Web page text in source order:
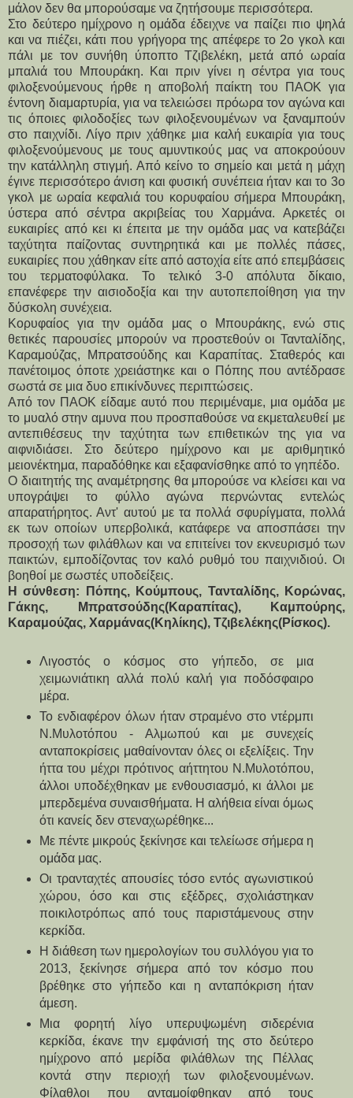
μάλον δεν θα μπορούσαμε να ζητήσουμε περισσότερα.
Στο δεύτερο ημίχρονο η ομάδα έδειχνε να παίζει πιο ψηλά
και να πιέζει, κάτι που γρήγορα της απέφερε το 2ο γκολ και
πάλι με τον συνήθη ύποπτο Τζιβελέκη, μετά από ωραία
μπαλιά του Μπουράκη. Και πριν γίνει η σέντρα για τους
φιλοξενούμενους ήρθε η αποβολή παίκτη του ΠΑΟΚ για
έντονη διαμαρτυρία, για να τελειώσει πρόωρα τον αγώνα και
τις όποιες φιλοδοξίες των φιλοξενουμένων να ξαναμπούν
στο παιχνίδι. Λίγο πριν χάθηκε μια καλή ευκαιρία για τους
φιλοξενούμενους με τους αμυντικούς μας να αποκρούουν
την κατάλληλη στιγμή. Από κείνο το σημείο και μετά η μάχη
έγινε περισσότερο άνιση και φυσική συνέπεια ήταν και το 3ο
γκολ με ωραία κεφαλιά του κορυφαίου σήμερα Μπουράκη,
ύστερα από σέντρα ακριβείας του Χαρμάνα. Αρκετές οι
ευκαιρίες από κει κι έπειτα με την ομάδα μας να κατεβάζει
ταχύτητα παίζοντας συντηρητικά και με πολλές πάσες,
ευκαιρίες που χάθηκαν είτε από αστοχία είτε από επεμβάσεις
του τερματοφύλακα. Το τελικό 3-0 απόλυτα δίκαιο,
επανέφερε την αισιοδοξία και την αυτοπεποίθηση για την
δύσκολη συνέχεια.
Κορυφαίος για την ομάδα μας ο Μπουράκης, ενώ στις
θετικές παρουσίες μπορούν να προστεθούν οι Τανταλίδης,
Καραμούζας, Μπρατσούδης και Καραπίτας. Σταθερός και
πανέτοιμος όποτε χρειάστηκε και ο Πόπης που αντέδρασε
σωστά σε μια δυο επικίνδυνες περιπτώσεις.
Από τον ΠΑΟΚ είδαμε αυτό που περιμέναμε, μια ομάδα με
το μυαλό στην αμυνα που προσπαθούσε να εκμεταλευθεί με
αντεπιθέσευς την ταχύτητα των επιθετικών της για να
αιφνιδιάσει. Στο δεύτερο ημίχρονο και με αριθμητικό
μειονέκτημα, παραδόθηκε και εξαφανίσθηκε από το γηπέδο.
Ο διαιτητής της αναμέτρησης θα μπορούσε να κλείσει και να
υπογράψει το φύλλο αγώνα περνώντας εντελώς
απαρατήρητος. Αντ' αυτού με τα πολλά σφυρίγματα, πολλά
εκ των οποίων υπερβολικά, κατάφερε να αποσπάσει την
προσοχή των φιλάθλων και να επιτείνει τον εκνευρισμό των
παικτών, εμποδίζοντας τον καλό ρυθμό του παιχνιδιού. Οι
βοηθοί με σωστές υποδείξεις.
Η σύνθεση: Πόπης, Κούμπους, Τανταλίδης, Κορώνας,
Γάκης, Μπρατσούδης(Καραπίτας), Καμπούρης,
Καραμούζας, Χαρμάνας(Κηλίκης), Τζιβελέκης(Ρίσκος).
Λιγοστός ο κόσμος στο γήπεδο, σε μια
χειμωνιάτικη αλλά πολύ καλή για ποδόσφαιρο
μέρα.
Το ενδιαφέρον όλων ήταν στραμένο στο ντέρμπι
Ν.Μυλοτόπου - Αλμωπού και με συνεχείς
ανταποκρίσεις μαθαίνονταν όλες οι εξελίξεις. Την
ήττα του μέχρι πρότινος αήττητου Ν.Μυλοτόπου,
άλλοι υποδέχθηκαν με ενθουσιασμό, κι άλλοι με
μπερδεμένα συναισθήματα. Η αλήθεια είναι όμως
ότι κανείς δεν στεναχωρέθηκε...
Με πέντε μικρούς ξεκίνησε και τελείωσε σήμερα η
ομάδα μας.
Οι τρανταχτές απουσίες τόσο εντός αγωνιστικού
χώρου, όσο και στις εξέδρες, σχολιάστηκαν
ποικιλοτρόπως από τους παριστάμενους στην
κερκίδα.
Η διάθεση των ημερολογίων του συλλόγου για το
2013, ξεκίνησε σήμερα από τον κόσμο που
βρέθηκε στο γήπεδο και η ανταπόκριση ήταν
άμεση.
Μια φορητή λίγο υπερυψωμένη σιδερένια
κερκίδα, έκανε την εμφάνισή της στο δεύτερο
ημίχρονο από μερίδα φιλάθλων της Πέλλας
κοντά στην περιοχή των φιλοξενουμένων.
Φίλαθλοι που ανταμοίφθηκαν από τους